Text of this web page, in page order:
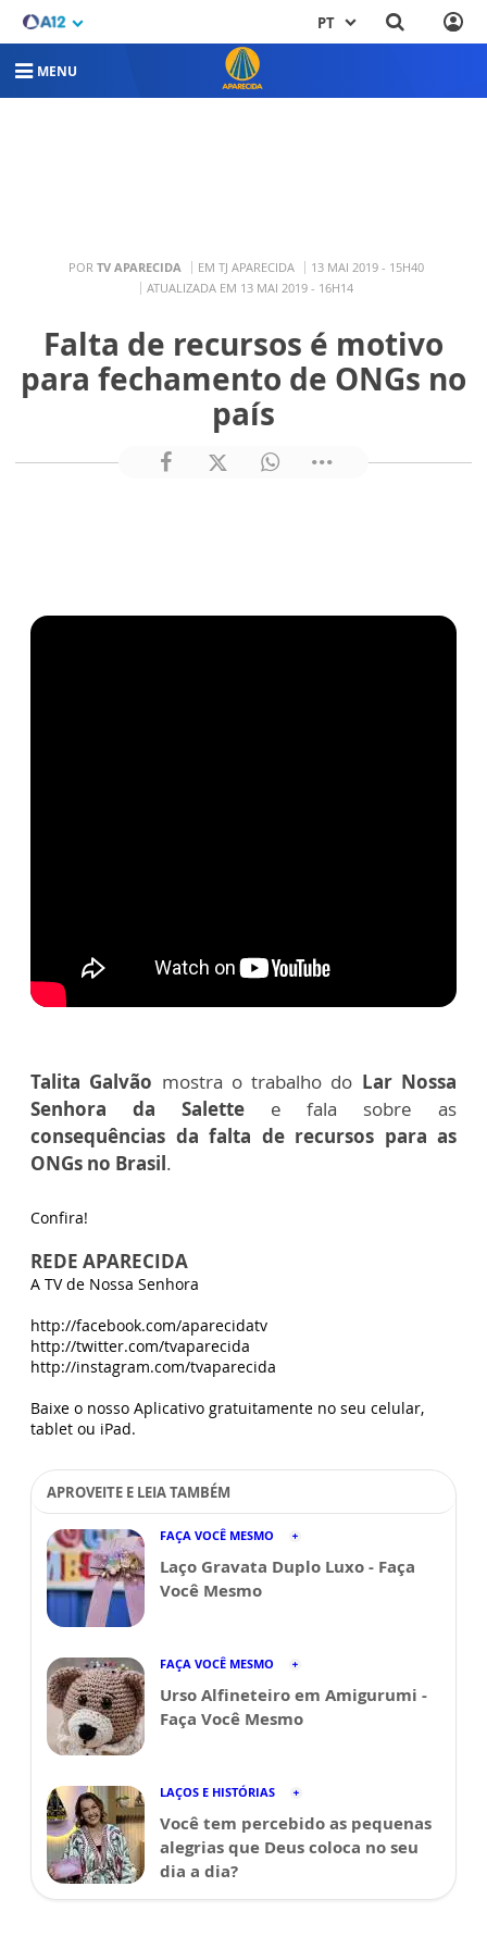
PT
MENU
POR TV APARECIDA EM TJ APARECIDA
13 MAI 2019 - 15H40
ATUALIZADA EM 13 MAI 2019 - 16H14
Falta de recursos é motivo
para fechamento de ONGs no
país
Talita Galvão mostra o trabalho do Lar Nossa
Senhora da Salettee fala sobre as
consequências da falta de recursos para as
ONGs no Brasil.
Confira!
REDE APARECIDA
A TV de Nossa Senhora
http://facebook.com/aparecidatv
http://twitter.com/tvaparecida
http://instagram.com/tvaparecida
Baixe o nosso Aplicativo gratuitamente no seu celular,
tablet ou iPad.
APROVEITE E LEIA TAMBÉM
FAÇA VOCÊ MESMO
Laço Gravata Duplo Luxo - Faça
Você Mesmo
FAÇA VOCÊ MESMO
Urso Alfineteiro em Amigurumi -
Faça Você Mesmo
LAÇOS E HISTÓRIAS
Você tem percebido as pequenas
alegrias que Deus coloca no seu
dia a dia?